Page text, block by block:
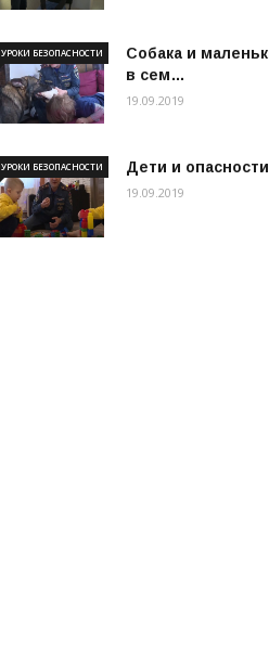
Собака и
в сем…
УРОКИ БЕЗОПАСНОСТИ
19.09.2019
Дети и
УРОКИ БЕЗОПАСНОСТИ
19.09.2019